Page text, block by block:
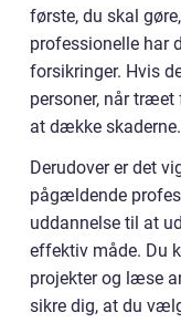
første, du skal
professionelle har
forsikringer. Hvis
personer, når
at dække skaderne.
Derudover er det
pågældende
uddannelse til at
effektiv måde. Du
projekter og læse
sikre dig, at du